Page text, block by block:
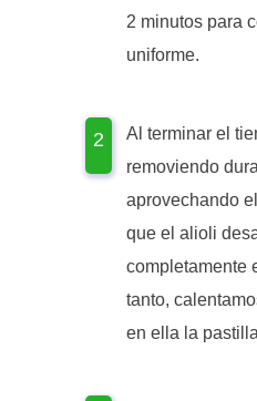
2 minutos para
uniforme.
Al terminar el
removiendo
aprovechando
que el alioli
completamente
tanto,
en ella la